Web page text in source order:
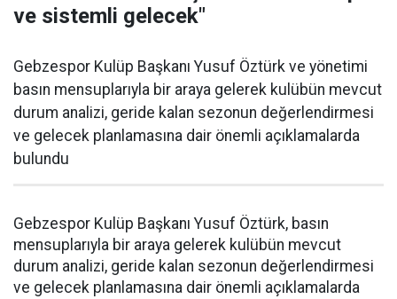
ve sistemli gelecek"
Gebzespor Kulüp Başkanı Yusuf Öztürk ve yönetimi
basın mensuplarıyla bir araya gelerek kulübün mevcut
durum analizi, geride kalan sezonun değerlendirmesi
ve gelecek planlamasına dair önemli açıklamalarda
bulundu
Gebzespor Kulüp Başkanı Yusuf Öztürk, basın
mensuplarıyla bir araya gelerek kulübün mevcut
durum analizi, geride kalan sezonun değerlendirmesi
ve gelecek planlamasına dair önemli açıklamalarda